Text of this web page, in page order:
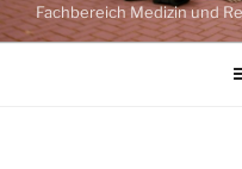
Fachbereich Medizin und